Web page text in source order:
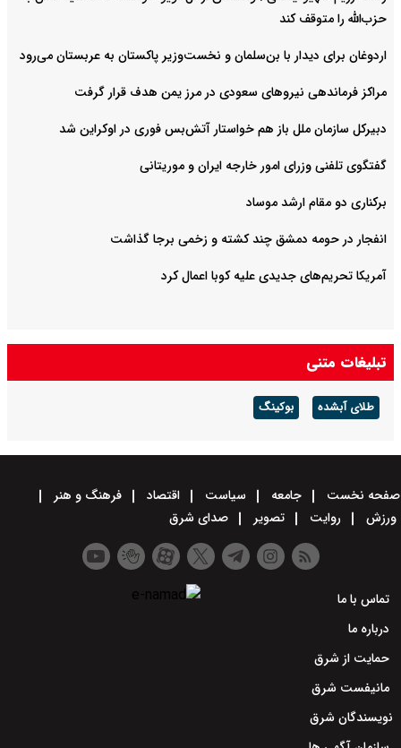
حزب‌الله را متوقف کند
اردوغان برای دیدار با بن‌سلمان و نخست‌وزیر پاکستان به عربستان می‌رود
مراکز فرماندهی نیروهای سعودی در مرز یمن هدف قرار گرفت
دبیرکل سازمان ملل باز هم خواستار آتش‌بس فوری در اوکراین شد
گفتگوی تلفنی وزرای امور خارجه ایران و موریتانی
برکناری دو مقام ارشد موساد
انفجار در حومه دمشق چند کشته و زخمی برجا گذاشت
آمریکا تحریم‌های جدیدی علیه کوبا اعمال کرد
تبلیغات متنی
طلای آبشده بوکینگ
صفحه نخست جامعه سیاست اقتصاد
فرهنگ و هنر
ورزش
روایت تصویر صدای شرق
تماس با ما
درباره ما
حمایت از شرق
مانیفست شرق
نویسندگان شرق